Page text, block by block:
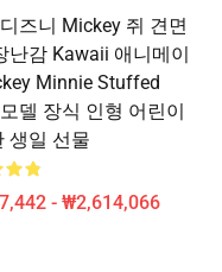
즈니 Mickey 쥐 견면
난감 Kawaii 애니메이
Minnie Stuffed
델 장식 인형 어린이
생일 선물
- ₩2,614,066